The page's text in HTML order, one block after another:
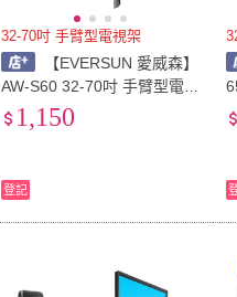
32-70吋 手臂型電視架
【EVERSUN 愛威森】
AW-S60 32-70吋 手臂型電
視架(大型電視架)
1,150
登記